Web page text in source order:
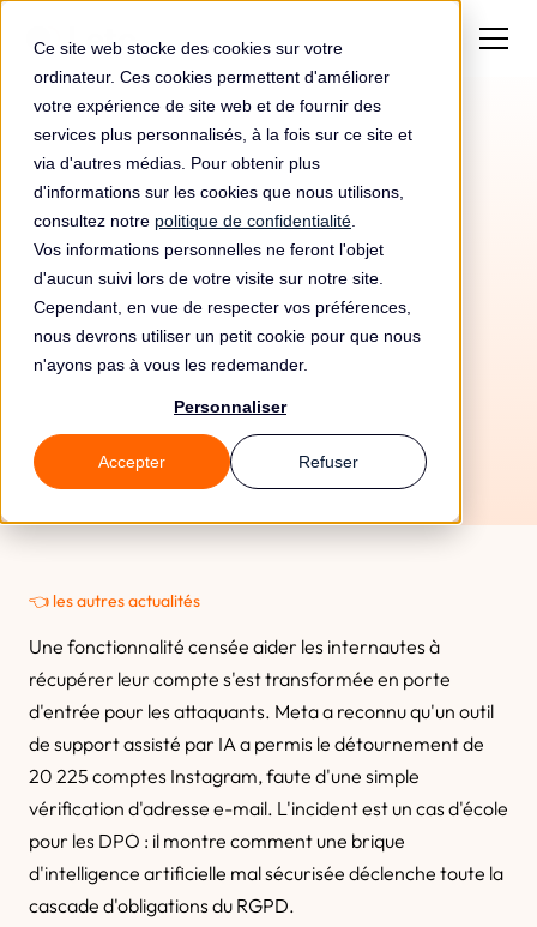
Ce site web stocke des cookies sur votre
ordinateur. Ces cookies permettent d'améliorer
votre expérience de site web et de fournir des
services plus personnalisés, à la fois sur ce site et
via d'autres médias. Pour obtenir plus
d'informations sur les cookies que nous utilisons,
consultez notre politique de confidentialité
Vos informations personnelles ne feront l'objet
d'aucun suivi lors de votre visite sur notre site.
Cependant, en vue de respecter vos préférences,
nous devrons utiliser un petit cookie pour que nous
n'ayons pas à vous les redemander.
Personnaliser
Accepter Refuser
👈 les autres actualités
Une fonctionnalité censée aider les internautes à
récupérer leur compte s'est transformée en porte
d'entrée pour les attaquants. Meta a reconnu qu'un outil
de support assisté par IA a permis le détournement de
20 225 comptes Instagram, faute d'une simple
vérification d'adresse e-mail. L'incident est un cas d'école
pour les DPO : il montre comment une brique
d'intelligence artificielle mal sécurisée déclenche toute la
cascade d'obligations du RGPD.